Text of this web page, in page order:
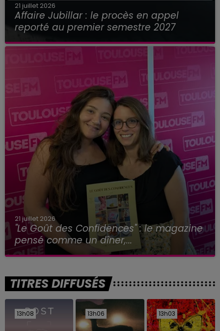
21 juillet 2026
Affaire Jubillar : le procès en appel
reporté au premier semestre 2027
21 juillet 2026
"Le Goût des Confidences" : le magazine
pensé comme un dîner,...
TITRES DIFFUSÉS
13h08
13h08 13h06
13h06 13h03
13h03